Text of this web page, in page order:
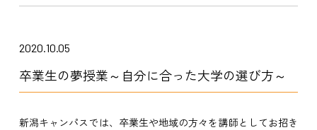
2020.10.05
卒業生の夢授業～自分に合った大学の選び方～
新潟キャンパスでは、卒業生や地域の方々を講師としてお招き